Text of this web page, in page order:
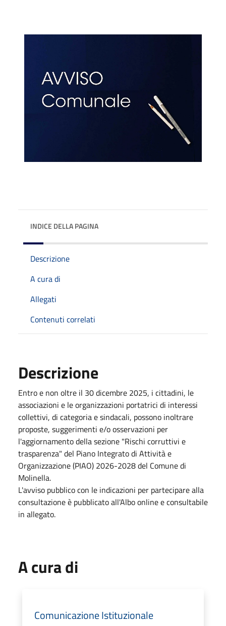
INDICE DELLA PAGINA
Descrizione
A cura di
Allegati
Contenuti correlati
Descrizione
Entro e non oltre il 30 dicembre 2025, i cittadini, le
associazioni e le organizzazioni portatrici di interessi
collettivi, di categoria e sindacali, possono inoltrare
proposte, suggerimenti e/o osservazioni per
l'aggiornamento della sezione "Rischi corruttivi e
trasparenza" del Piano Integrato di Attività e
Organizzazione (PIAO) 2026-2028 del Comune di
Molinella.
L'avviso pubblico con le indicazioni per partecipare alla
consultazione è pubblicato all'Albo online e consultabile
in allegato.
A cura di
Comunicazione Istituzionale